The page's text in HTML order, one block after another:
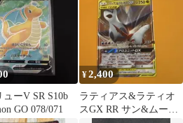
ューV SR S10b
GO 078/071
¥2,400
ラティアス&ラティオ
スGX RR サン&ムーン